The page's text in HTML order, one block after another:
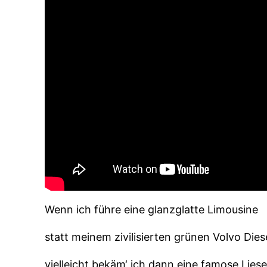
Wenn ich führe eine glanzglatte Limousine
statt meinem zivilisierten grünen Volvo
vielleicht bekäm‘ ich dann eine famose